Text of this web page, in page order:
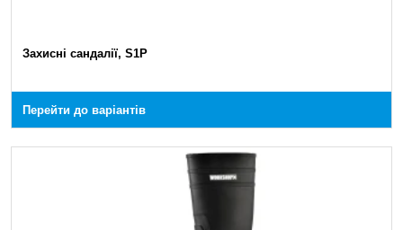
Захисні сандалії, S1P
Перейти до варіантів